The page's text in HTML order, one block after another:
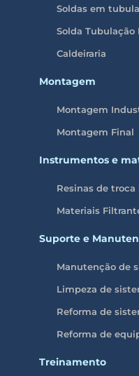
Soldas em
Solda Tubulação
Caldeiraria
Montagem
Montagem
Montagem Final
Instrumentos e
Resinas de troca
Materiais
Suporte e
Manutenção de
Limpeza de
Reforma de
Reforma de
Treinamento